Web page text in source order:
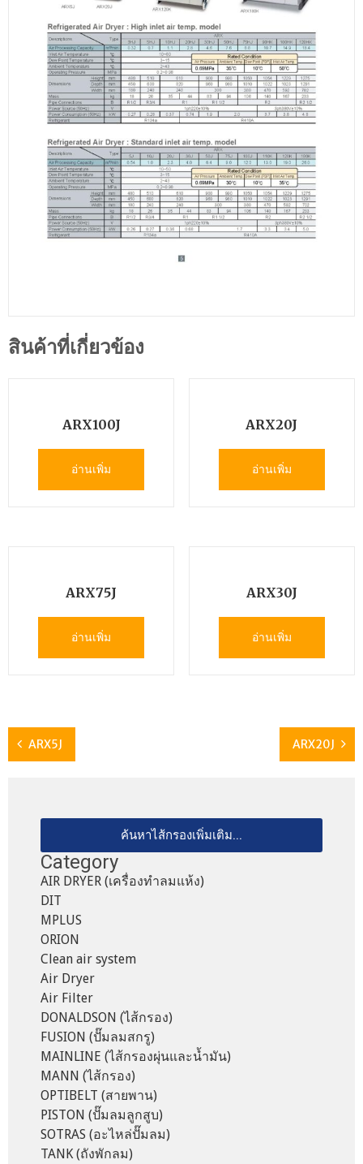
สินค้าที่เกี่ยวข้อง
ARX100J
อ่านเพิ่ม
ARX20J
อ่านเพิ่ม
ARX75J
อ่านเพิ่ม
ARX30J
อ่านเพิ่ม
ARX5J ARX20J
ค้นหาไส้กรองเพิ่มเติม...
Category
AIR DRYER (เครื่องทำลมแห้ง)
DIT
MPLUS
ORION
Clean air system
Air Dryer
Air Filter
DONALDSON (ไส้กรอง)
FUSION (ปั๊มลมสกรู)
MAINLINE (ไส้กรองผุ่นและน้ำมัน)
MANN (ไส้กรอง)
OPTIBELT (สายพาน)
PISTON (ปั๊มลมลูกสูบ)
SOTRAS (อะไหล่ปั๊มลม)
TANK (ถังพักลม)